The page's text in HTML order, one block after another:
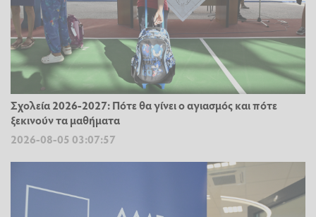
Σχολεία 2026-2027: Πότε θα γίνει ο αγιασμός και πότε
ξεκινούν τα μαθήματα
2026-08-05 03:07:57